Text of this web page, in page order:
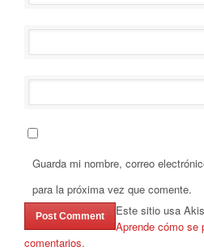
Guarda mi nombre, correo
para la próxima vez que comente.
Este sitio usa
Aprende cómo se
comentarios.